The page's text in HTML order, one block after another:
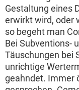
Gestaltung eines
erwirkt wird, oder
so begeht man
Bei Subventions-
Täuschungen bei
unrichtige
geahndet. Immer